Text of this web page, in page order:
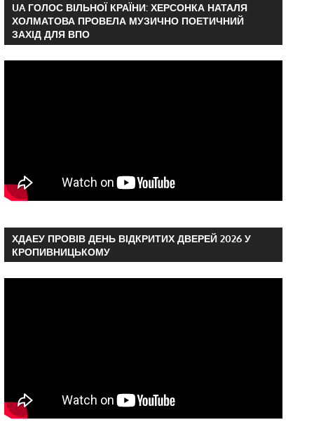
UA ГОЛОС ВІЛЬНОЇ КРАЇНИ: ХЕРСОНКА НАТАЛЯ
ХОЛМАТОВА ПРОВЕЛА МУЗИЧНО ПОЕТИЧНИЙ
ЗАХІД ДЛЯ ВПО
ХДАЕУ ПРОВІВ ДЕНЬ ВІДКРИТИХ ДВЕРЕЙ 2026 У
КРОПИВНИЦЬКОМУ